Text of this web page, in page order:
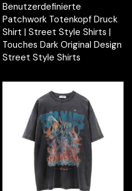
Benutzerdefinierte
Patchwork Totenkopf Druck
Shirt | Street Style Shirts |
Touches Dark Original Design
Street Style Shirts